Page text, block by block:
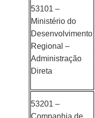
53101 –
Ministério do
Desenvolvimento
Regional –
Administração
Direta
53201 –
Companhia de